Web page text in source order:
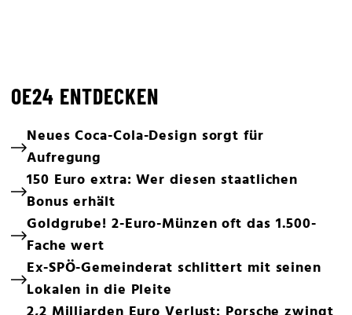
OE24 ENTDECKEN
Neues Coca-Cola-Design sorgt für
Aufregung
150 Euro extra: Wer diesen staatlichen
Bonus erhält
Goldgrube! 2-Euro-Münzen oft das 1.500-
Fache wert
Ex-SPÖ-Gemeinderat schlittert mit seinen
Lokalen in die Pleite